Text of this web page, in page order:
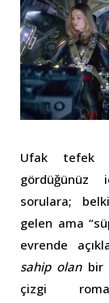
Ufak tefek
gördüğünüz
sorulara;
gelen ama
evrende
sahip olanbir
çizgi